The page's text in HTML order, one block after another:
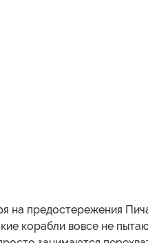
на предостережения
корабли вовсе не